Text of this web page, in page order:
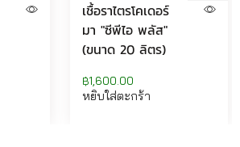
เชื้อราไตรโคเดอร์
มา "ซีพีไอ พลัส"
(ขนาด 20 ลิตร)
฿1,600.00
หยิบใส่ตะกร้า